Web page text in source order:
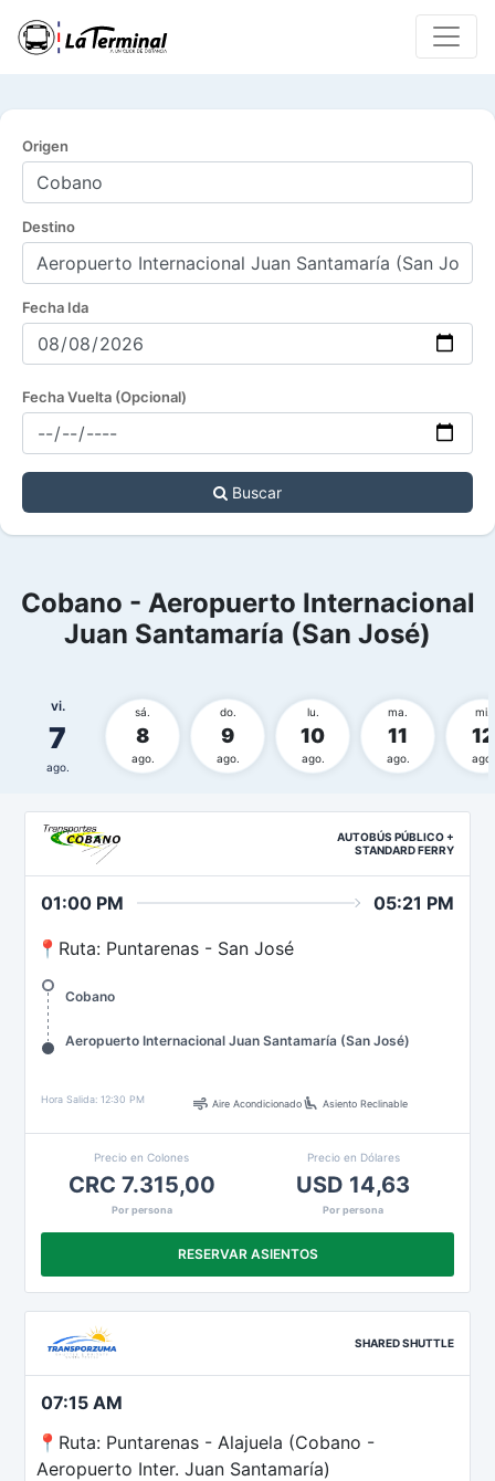
Origen
Destino
Fecha Ida
Fecha Vuelta (Opcional)
Buscar
Cobano - Aeropuerto Internacional
Juan Santamaría (San José)
vi.
7
ago.
sá.
8
ago.
do.
9
ago.
lu.
10
ago.
ma.
11
ago.
mi.
12
ago.
AUTOBÚS PÚBLICO +
STANDARD FERRY
01:00 PM 05:21 PM
📍Ruta: Puntarenas - San José
Cobano
Aeropuerto Internacional Juan Santamaría (San José)
Precio en Colones
CRC 7.315,00
Por persona
Precio en Dólares
USD 14,63
Por persona
Hora Salida: 12:30 PM air Aire Acondicionadoairline_seat_recline_extra Asiento Reclinable
RESERVAR ASIENTOS
SHARED SHUTTLE
07:15 AM
📍Ruta: Puntarenas - Alajuela (Cobano -
Aeropuerto Inter. Juan Santamaría)